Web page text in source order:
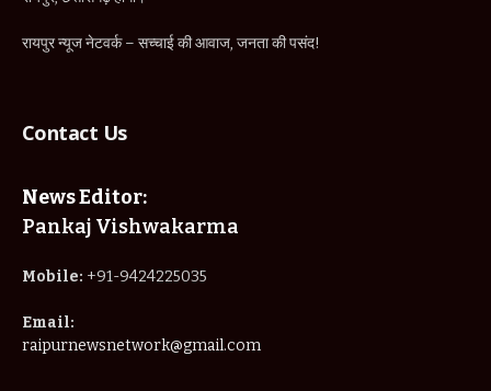
रायपुर न्यूज नेटवर्क – सच्चाई की आवाज, जनता की पसंद!
Contact Us
News Editor:
Pankaj Vishwakarma
Mobile: +91-9424225035
Email:
raipurnewsnetwork@gmail.com